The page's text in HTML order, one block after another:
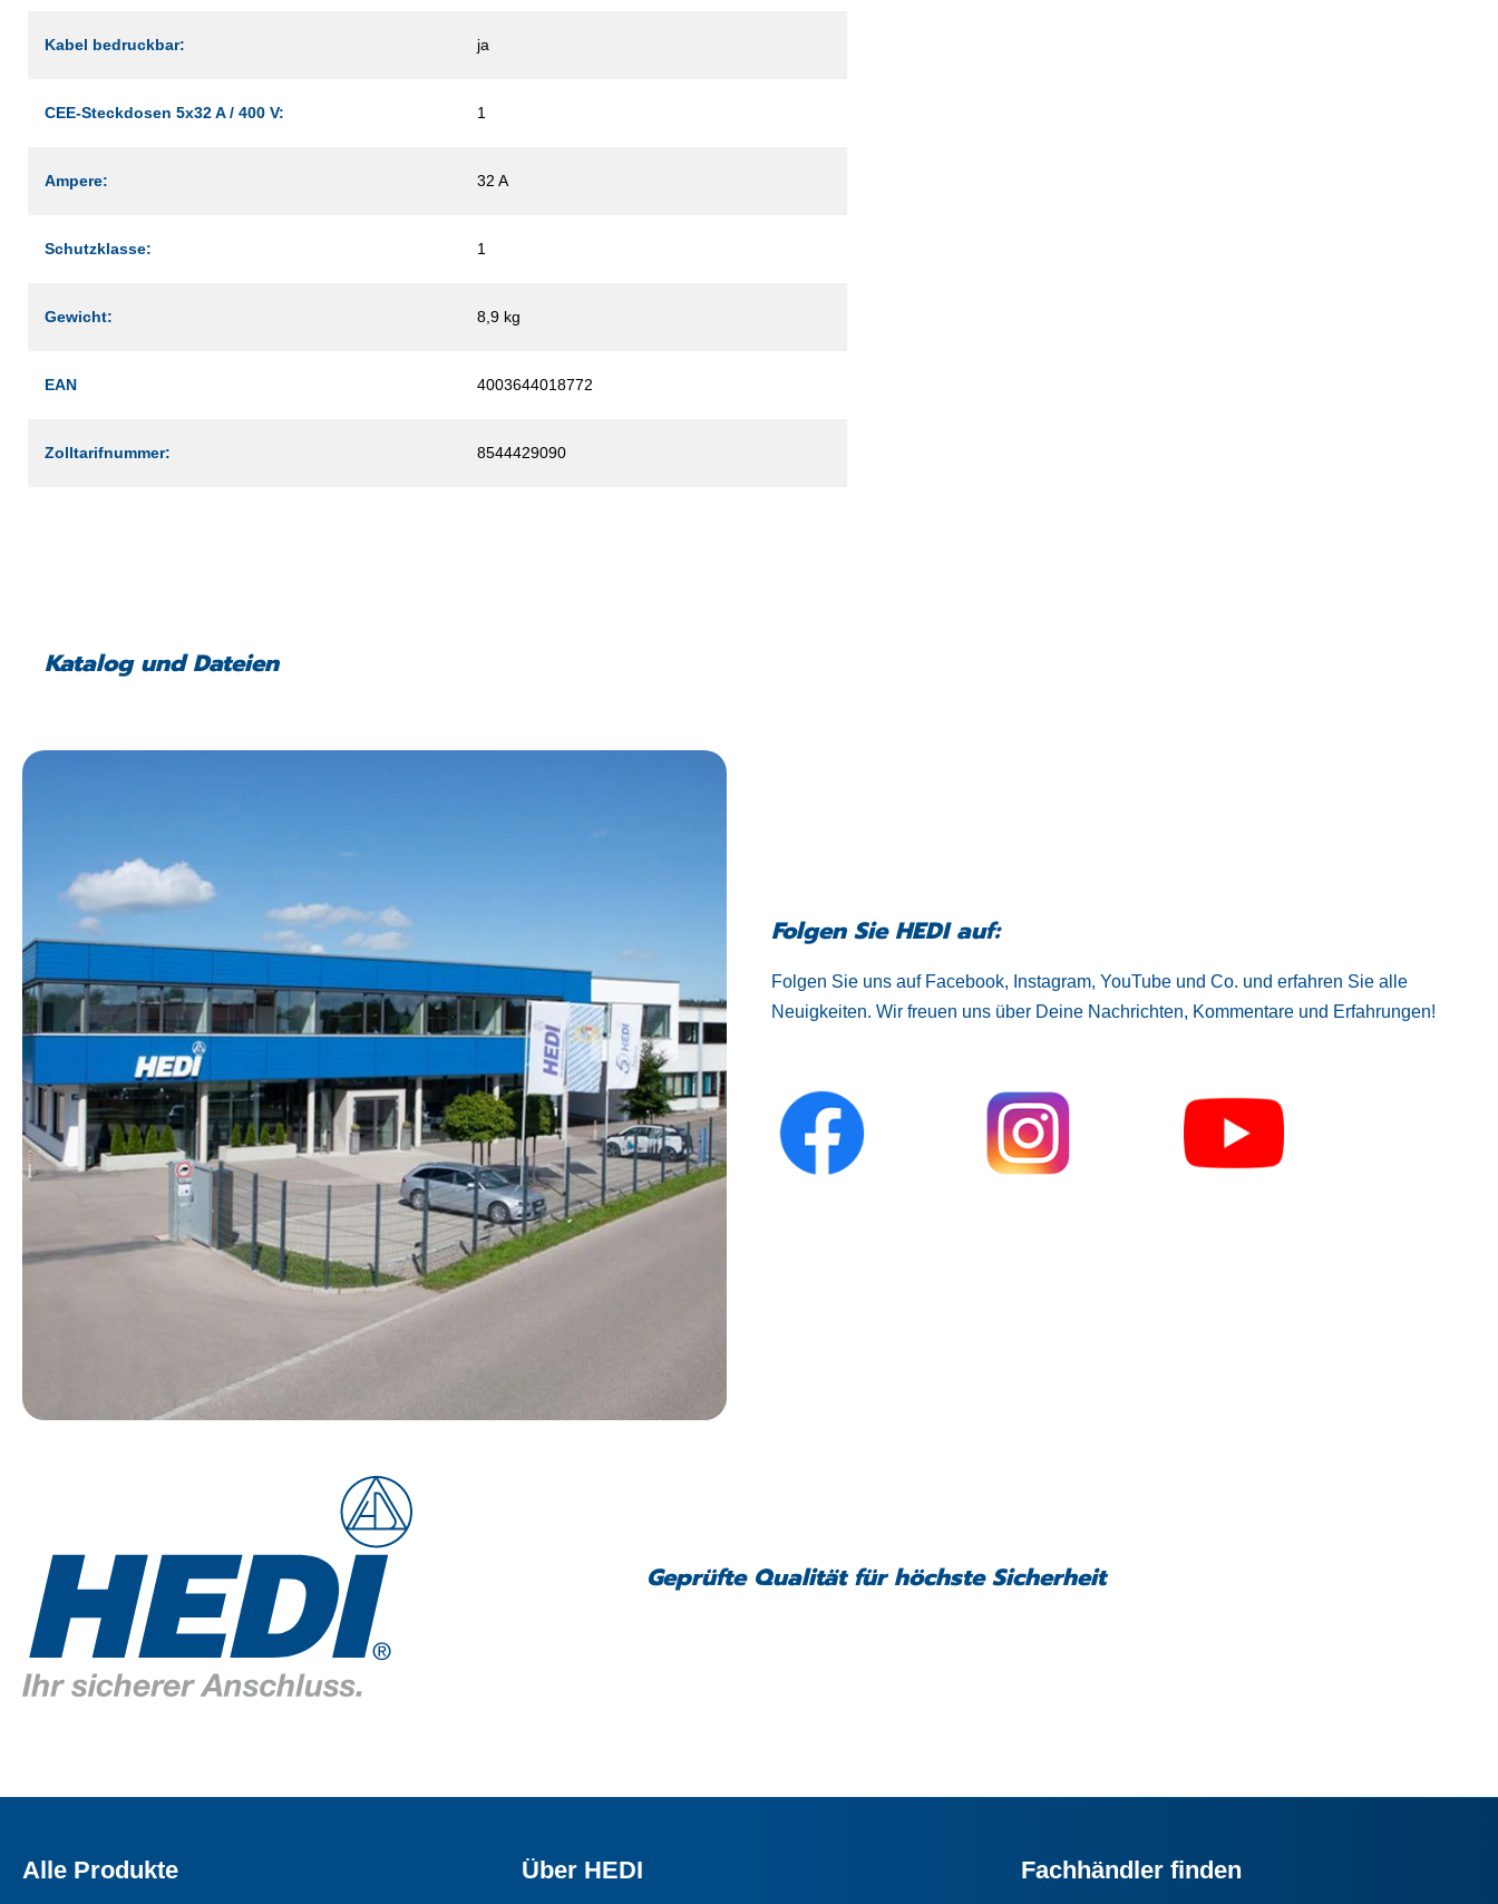
Kabel bedruckbar: ja
CEE-Steckdosen 5x32 A / 400 V: 1
Ampere: 32 A
Schutzklasse: 1
Gewicht: 8,9 kg
EAN 4003644018772
Zolltarifnummer: 8544429090
Katalog und Dateien
Folgen Sie HEDI auf:
Folgen Sie uns auf Facebook, Instagram, YouTube und Co. und erfahren Sie alle
Neuigkeiten. Wir freuen uns über Deine Nachrichten, Kommentare und Erfahrungen!
Geprüfte Qualität für höchste Sicherheit
Alle Produkte Über HEDI Fachhändler finden